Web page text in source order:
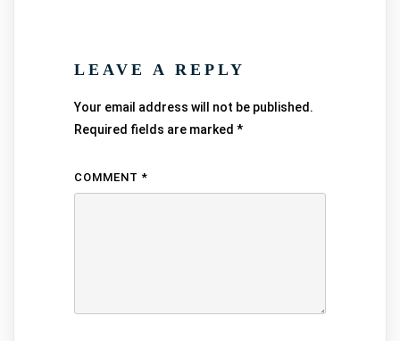
LEAVE A REPLY
Your email address will not be published.
Required fields are marked *
COMMENT *